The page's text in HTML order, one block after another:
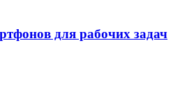
для рабочих задач